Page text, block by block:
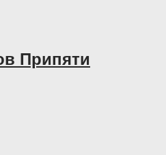
Припяти